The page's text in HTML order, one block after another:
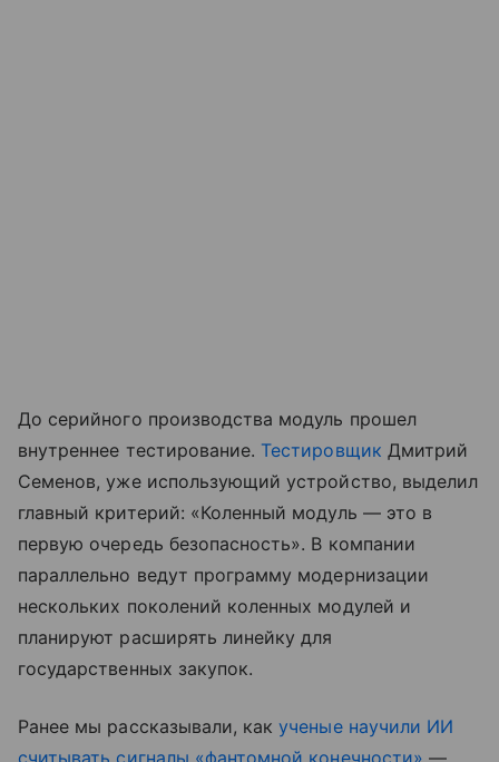
До серийного производства модуль прошел
внутреннее тестирование. Тестировщик Дмитрий
Семенов, уже использующий устройство, выделил
главный критерий: «Коленный модуль — это в
первую очередь безопасность». В компании
параллельно ведут программу модернизации
нескольких поколений коленных модулей и
планируют расширять линейку для
государственных закупок.
Ранее мы рассказывали, какученые научили ИИ